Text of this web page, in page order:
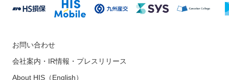
お問い合わせ
会社案内・IR情報・プレスリリース
About HIS（English）